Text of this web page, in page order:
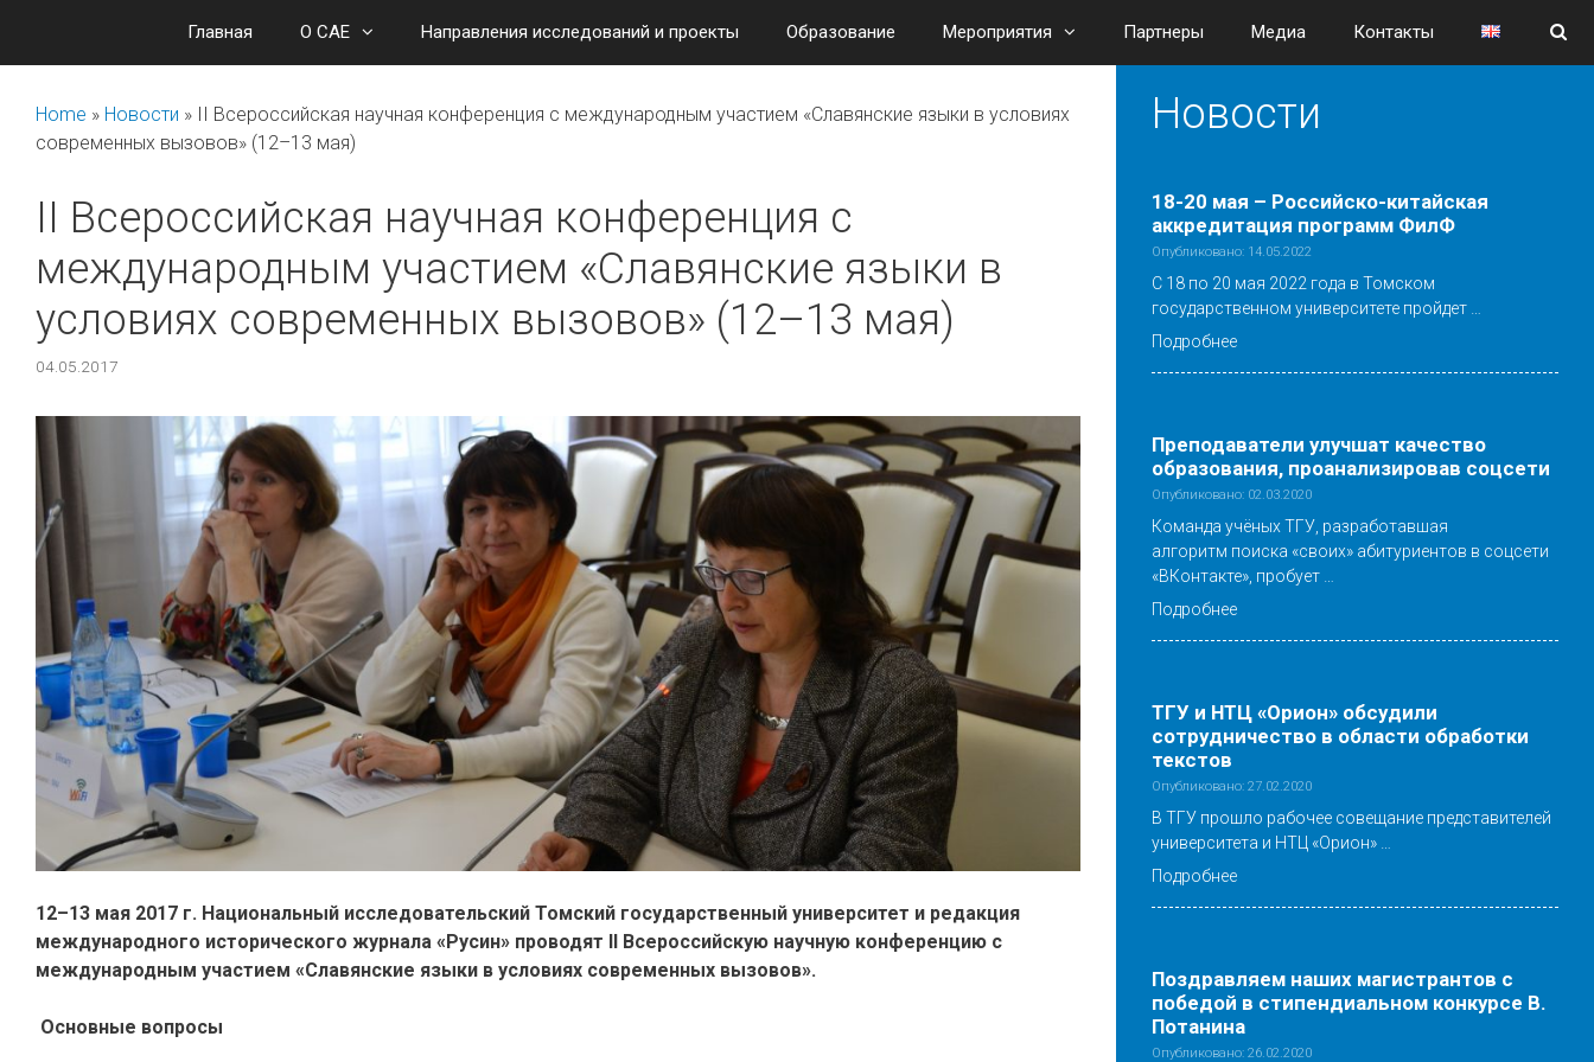
содержимому
Главная О САЕ Направления исследований и проекты Образование Мероприятия Партнеры Медиа Контакты
Home » Новости » II Всероссийская научная конференция с международным участием «Славянские языки в условиях
современных вызовов» (12–13 мая)
II Всероссийская научная конференция с
международным участием «Славянские языки в
условиях современных вызовов» (12–13 мая)
04.05.2017
12–13 мая 2017 г. Национальный исследовательский Томский государственный университет и редакция
международного исторического журнала «Русин» проводят II Всероссийскую научную конференцию с
международным участием «Славянские языки в условиях современных вызовов».
Основные вопросы
Новости
18-20 мая – Российско-китайская
аккредитация программ ФилФ
Опубликовано: 14.05.2022
С 18 по 20 мая 2022 года в Томском
государственном университете пройдет …
Подробнее
Преподаватели улучшат качество
образования, проанализировав соцсети
Опубликовано: 02.03.2020
Команда учёных ТГУ, разработавшая
алгоритм поиска «своих» абитуриентов в соцсети
«ВКонтакте», пробует …
Подробнее
ТГУ и НТЦ «Орион» обсудили
сотрудничество в области обработки
текстов
Опубликовано: 27.02.2020
В ТГУ прошло рабочее совещание представителей
университета и НТЦ «Орион» …
Подробнее
Поздравляем наших магистрантов с
победой в стипендиальном конкурсе В.
Потанина
Опубликовано: 26.02.2020